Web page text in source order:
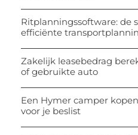
Ritplanningssoftware: de
efficiënte
Zakelijk leasebedrag
of gebruikte auto
Een Hymer camper
voor je beslist